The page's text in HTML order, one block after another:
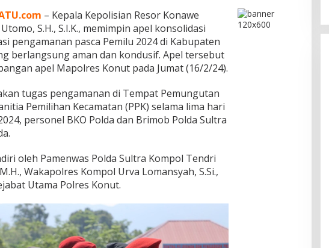
– Kepala Kepolisian Resor Konawe
S.H., S.I.K., memimpin apel konsolidasi
pengamanan pasca Pemilu 2024 di Kabupaten
berlangsung aman dan kondusif. Apel tersebut
apel Mapolres Konut pada Jumat (16/2/24).
tugas pengamanan di Tempat Pemungutan
Pemilihan Kecamatan (PPK) selama lima hari
personel BKO Polda dan Brimob Polda Sultra
oleh Pamenwas Polda Sultra Kompol Tendri
M.H., Wakapolres Kompol Urva Lomansyah, S.Si.,
Utama Polres Konut.